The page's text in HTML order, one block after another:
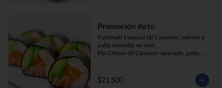
Promoción Keto
Futomaki Especial (8) Camarón, salmón y
palta envuelto en nori
Ebi Chesse (8) Camarón apanado, palta y
Sake Ebi (8) Camarón, salmón, queso
crema y cebollín envuelto en palta.
$21.500